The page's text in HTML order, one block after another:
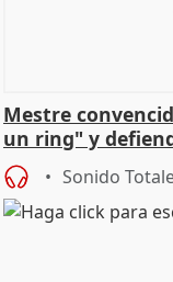
Mestre
un ring" y
Vox
Sonido